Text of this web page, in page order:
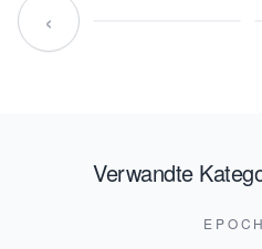
‹
Verwandte